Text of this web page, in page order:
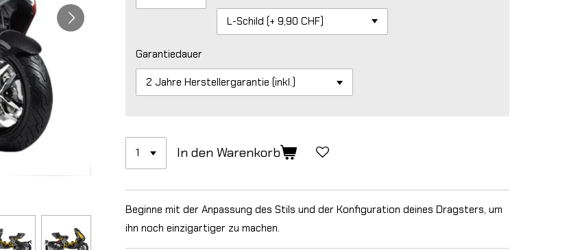
Garantiedauer
In den Warenkorb
Beginne mit der Anpassung des Stils und der Konfiguration deines Dragsters, um
ihn noch einzigartiger zu machen.